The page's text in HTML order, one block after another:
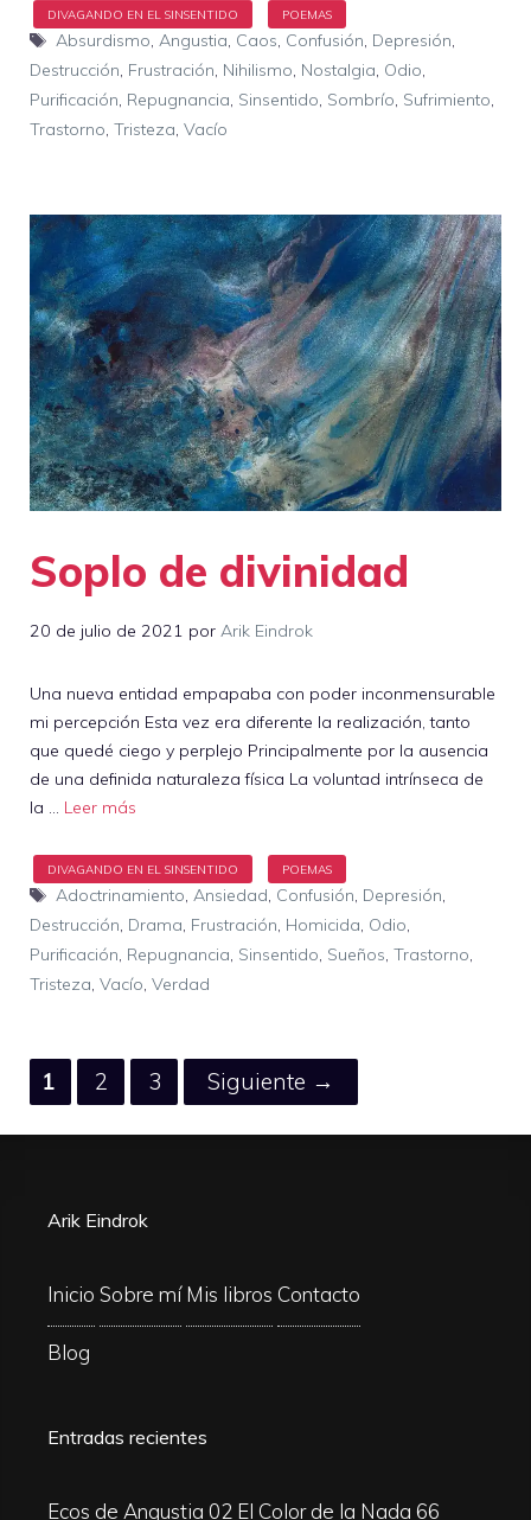
Etiquetas
Absurdismo, Angustia, Caos, Confusión, Depresión,
Destrucción, Frustración, Nihilismo, Nostalgia, Odio,
Purificación, Repugnancia, Sinsentido, Sombrío, Sufrimiento,
Trastorno, Tristeza, Vacío
Soplo de divinidad
20 de julio de 2021 por Arik Eindrok
Una nueva entidad empapaba con poder inconmensurable
mi percepción Esta vez era diferente la realización, tanto
que quedé ciego y perplejo Principalmente por la ausencia
de una definida naturaleza física La voluntad intrínseca de
la … Leer más
Etiquetas
Adoctrinamiento Ansiedad Confusión Depresión
Destrucción Drama Frustración Homicida Odio
Purificación Repugnancia Sinsentido Sueños Trastorno
Tristeza Vacío Verdad
Página
1 Página
2 Página
3 Siguiente →
Arik Eindrok
Inicio Sobre mí Mis libros Contacto
Blog
Entradas recientes
Ecos de Angustia 02 El Color de la Nada 66